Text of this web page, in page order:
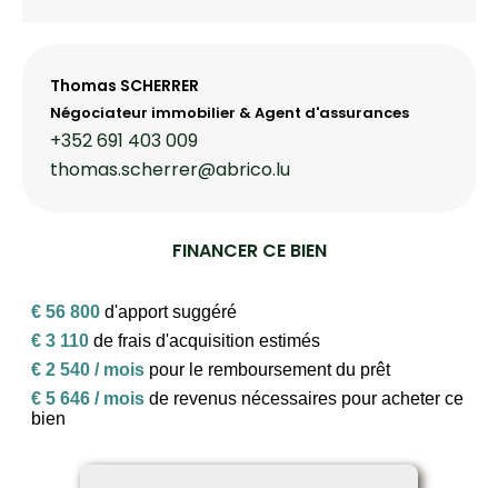
Thomas SCHERRER
Négociateur immobilier & Agent d'assurances
+352 691 403 009
thomas.scherrer@abrico.lu
FINANCER CE BIEN